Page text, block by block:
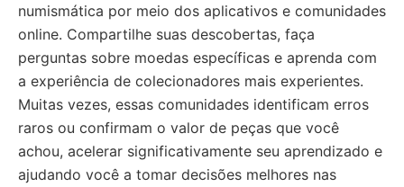
numismática por meio dos aplicativos e comunidades
online. Compartilhe suas descobertas, faça
perguntas sobre moedas específicas e aprenda com
a experiência de colecionadores mais experientes.
Muitas vezes, essas comunidades identificam erros
raros ou confirmam o valor de peças que você
achou, acelerar significativamente seu aprendizado e
ajudando você a tomar decisões melhores nas